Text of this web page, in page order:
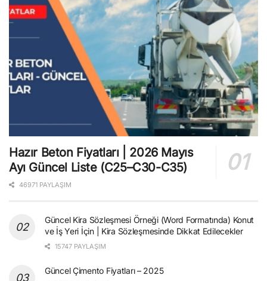
Hazır Beton Fiyatları | 2026 Mayıs
Ayı Güncel Liste (C25–C30-C35)
46971 PAYLAŞIM
Güncel Kira Sözleşmesi Örneği (Word Formatında) Konut
ve İş Yeri İçin | Kira Sözleşmesinde Dikkat Edilecekler
15747 PAYLAŞIM
Güncel Çimento Fiyatları – 2025